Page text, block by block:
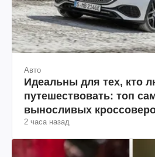
Авто
Идеальны для тех, кто
путешествовать: топ
выносливых
2 часа назад